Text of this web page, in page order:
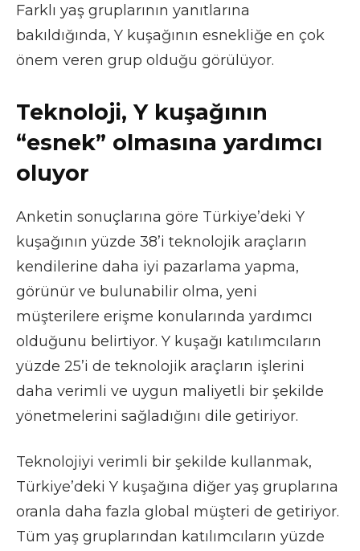
Farklı yaş gruplarının yanıtlarına
bakıldığında, Y kuşağının esnekliğe en çok
önem veren grup olduğu görülüyor.
Teknoloji, Y kuşağının
“esnek” olmasına yardımcı
oluyor
Anketin sonuçlarına göre Türkiye’deki Y
kuşağının yüzde 38’i teknolojik araçların
kendilerine daha iyi pazarlama yapma,
görünür ve bulunabilir olma, yeni
müşterilere erişme konularında yardımcı
olduğunu belirtiyor. Y kuşağı katılımcıların
yüzde 25’i de teknolojik araçların işlerini
daha verimli ve uygun maliyetli bir şekilde
yönetmelerini sağladığını dile getiriyor.
Teknolojiyi verimli bir şekilde kullanmak,
Türkiye’deki Y kuşağına diğer yaş gruplarına
oranla daha fazla global müşteri de getiriyor.
Tüm yaş gruplarından katılımcıların yüzde